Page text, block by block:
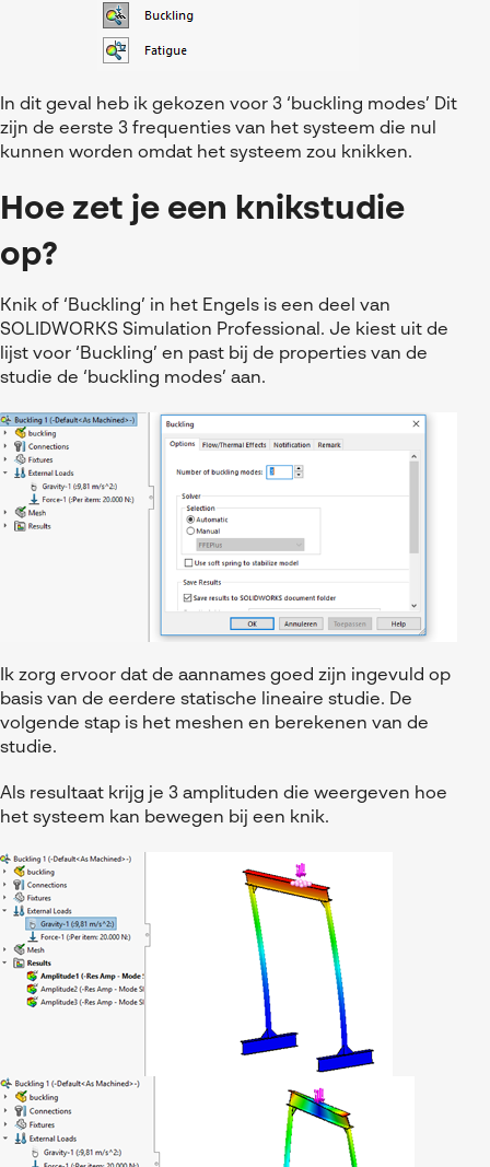
In dit geval heb ik gekozen voor 3 ‘buckling modes’ Dit
zijn de eerste 3 frequenties van het systeem die nul
kunnen worden omdat het systeem zou knikken.
Hoe zet je een knikstudie
op?
Knik of ‘Buckling’ in het Engels is een deel van
SOLIDWORKS Simulation Professional . Je kiest uit de
lijst voor ‘Buckling’ en past bij de properties van de
studie de ‘buckling modes’ aan.
Ik zorg ervoor dat de aannames goed zijn ingevuld op
basis van de eerdere statische lineaire studie. De
volgende stap is het meshen en berekenen van de
studie.
Als resultaat krijg je 3 amplituden die weergeven hoe
het systeem kan bewegen bij een knik.